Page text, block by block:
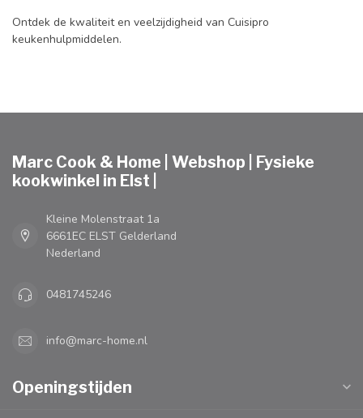
Ontdek de kwaliteit en veelzijdigheid van Cuisipro
keukenhulpmiddelen.
Marc Cook & Home | Webshop | Fysieke
kookwinkel in Elst |
Kleine Molenstraat 1a
6661EC ELST Gelderland
Nederland
0481745246
info@marc-home.nl
Openingstijden